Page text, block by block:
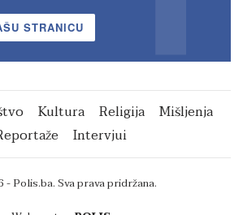
STRANICU
Kultura Religija
Mišljenja
Intervjui
Polis.ba. Sva prava pridržana.